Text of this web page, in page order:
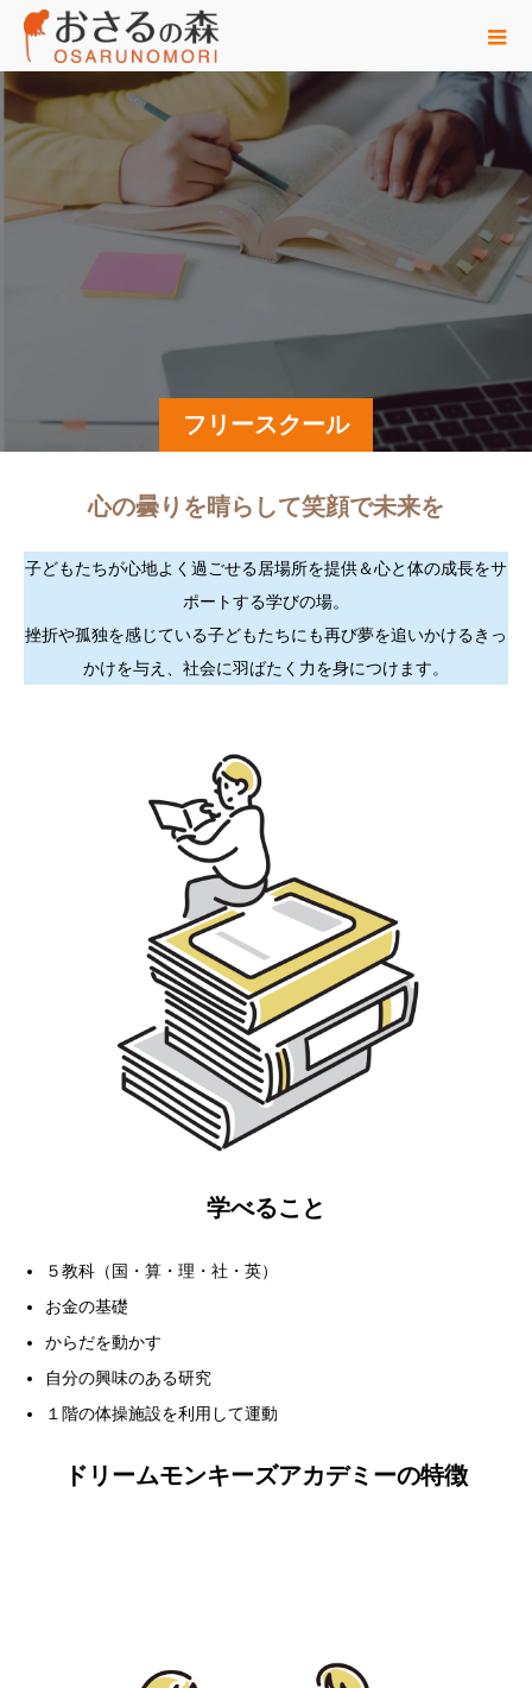
フリースクール
心の曇りを晴らして笑顔で未来を
子どもたちが心地よく過ごせる居場所を提供＆心と体の成長をサ
ポートする学びの場。
挫折や孤独を感じている子どもたちにも再び夢を追いかけるきっ
かけを与え、社会に羽ばたく力を身につけます。
学べること
５教科（国・算・理・社・英）
お金の基礎
からだを動かす
自分の興味のある研究
１階の体操施設を利用して運動
ドリームモンキーズアカデミーの特徴